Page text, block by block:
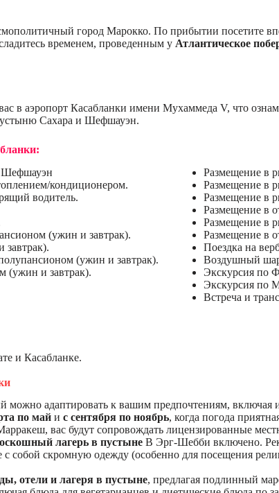
город Марокко. По прибытии посетите
временем, проведенным у Атлантическое
в аэропорт Касабланки имени Мухаммеда V, что
Сахара и Шефшауэн.
Шефшауэн
кондиционером.
водитель.
(ужин и завтрак).
завтрак).
(ужин и завтрак).
(ужин и завтрак).
Размещение в
Размещение в
Размещение в
Размещение в
Размещение в
Размещение в
Поездка на
Воздушный
Экскурсия по
Экскурсия по
Встреча и
и Касабланке.
можно адаптировать к вашим предпочтениям, включая
по май и с сентября по ноябрь, когда погода
вас будут сопровождать лицензированные
лагерь в пустыне В Эрг-Шебби включено.
с собой скромную одежду (особенно для посещения
отели и лагеря в пустыне, предлагая подлинный